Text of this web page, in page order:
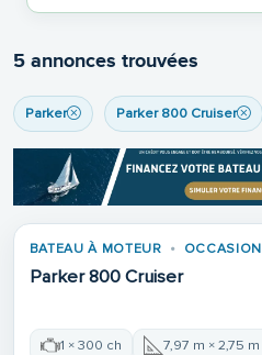
5 annonces trouvées
Parker Parker 800 Cruiser
BATEAU À MOTEUR OCCASION
Parker 800 Cruiser
1 × 300 ch 7,97 m × 2,75 m